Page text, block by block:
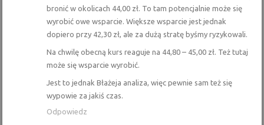
bronić w okolicach 44,00 zł. To tam potencjalnie może się
wyrobić owe wsparcie. Większe wsparcie jest jednak
dopiero przy 42,30 zł, ale za dużą stratę byśmy ryzykowali.
Na chwilę obecną kurs reaguje na 44,80 – 45,00 zł. Też tutaj
może się wsparcie wyrobić.
Jest to jednak Błażeja analiza, więc pewnie sam też się
wypowie za jakiś czas.
Odpowiedz